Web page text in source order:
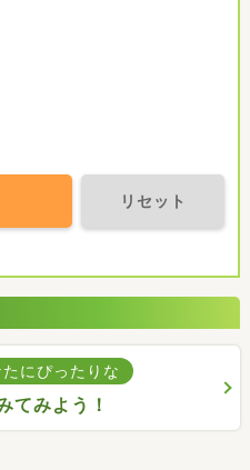
リセット
にぴったりな
てみよう！